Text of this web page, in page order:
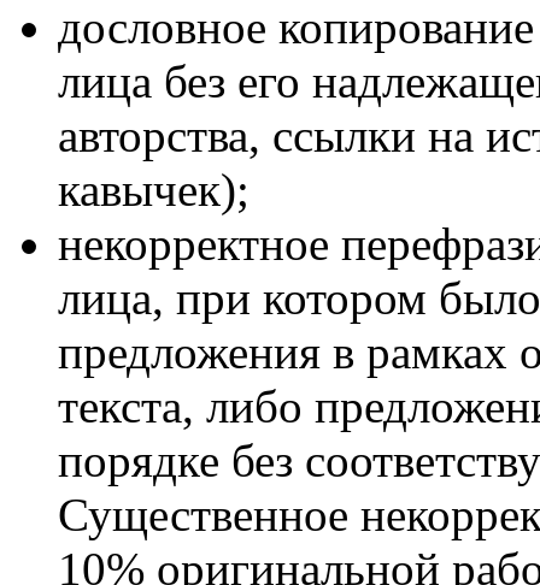
дословное
лица без его
авторства, ссылки на
кавычек);
некорректное
лица, при котором
предложения в рамках
текста, либо
порядке без
Существенное
10% оригинальной